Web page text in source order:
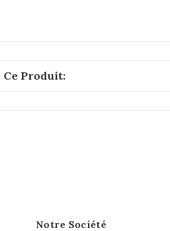
Ce Produit:
Notre Société